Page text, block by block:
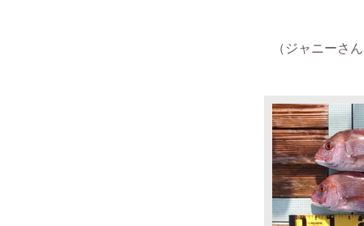
（ ジャニーさん